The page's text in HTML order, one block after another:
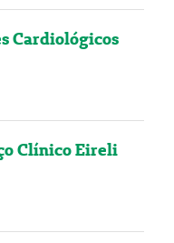
Cardiológicos
Clínico Eireli